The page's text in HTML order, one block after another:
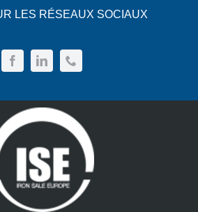
LES RÉSEAUX SOCIAUX